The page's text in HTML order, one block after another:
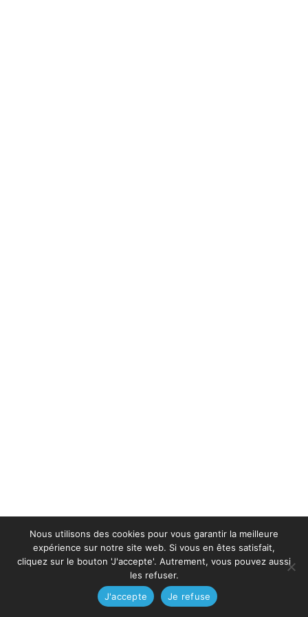
Nous utilisons des cookies pour vous garantir la meilleure
expérience sur notre site web. Si vous en êtes satisfait,
cliquez sur le bouton 'J'accepte'. Autrement, vous pouvez aussi
les refuser.
J'accepte
Je refuse